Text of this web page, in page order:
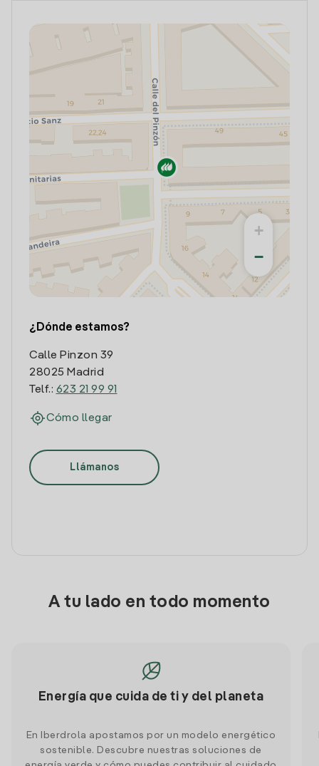
+
−
¿Dónde estamos?
Calle Pinzon 39
28025 Madrid
Telf.: 623 21 99 91
Cómo llegar
Llámanos
A tu lado en todo momento
Energía que cuida de ti y del planeta
En Iberdrola apostamos por un modelo energético
sostenible. Descubre nuestras soluciones de